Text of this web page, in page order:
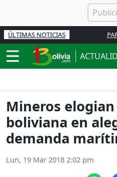
ÚLTIMAS NOTICIAS
Mineros
boliviana en
demanda
Lun, 19 Mar 2018 2:02 pm